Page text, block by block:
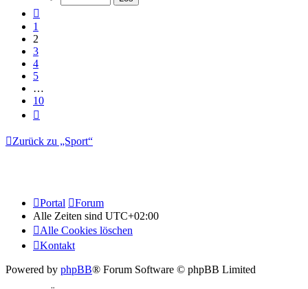
1
2
3
4
5
…
10
Zurück zu „Sport“
Portal
Forum
Alle Zeiten sind UTC+02:00
Alle Cookies löschen
Kontakt
Powered by phpBB® Forum Software © phpBB Limited